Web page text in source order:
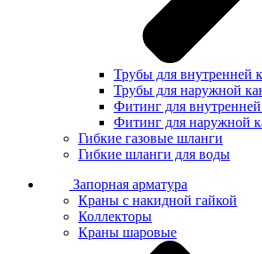
Трубы для внутренней
Трубы для наружной
Фитинг для
Фитинг для наружной
Гибкие газовые шланги
Гибкие шланги для воды
Запорная арматура
Краны с накидной гайкой
Коллекторы
Краны шаровые